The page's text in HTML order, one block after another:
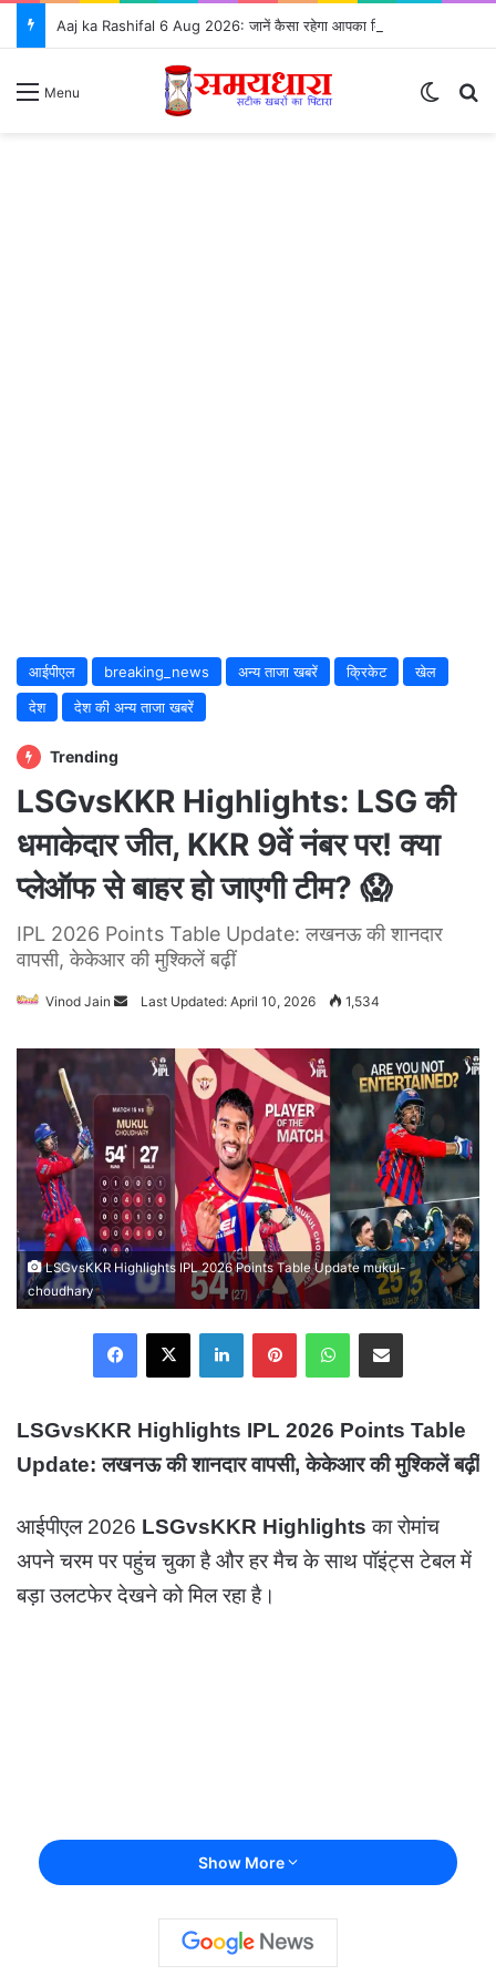
Menu
आईपीएल breaking_news अन्य ताजा खबरें क्रिकेट
खेल
देश
देश की अन्य ताजा खबरें
Trending
LSGvsKKR Highlights: LSG की
धमाकेदार जीत, KKR 9वें नंबर पर! क्या
प्लेऑफ से बाहर हो जाएगी टीम? 😱
IPL 2026 Points Table Update: लखनऊ की शानदार
वापसी, केकेआर की मुश्किलें बढ़ीं
Vinod Jain
Send
email
Last Updated: April 10, 2026 1,534
LSGvsKKR Highlights IPL 2026 Points Table Update mukul-
choudhary
LSGvsKKR Highlights IPL 2026 Points Table
Update: लखनऊ की शानदार वापसी, केकेआर की मुश्किलें बढ़ीं
आईपीएल 2026 LSGvsKKR Highlightsका रोमांच
अपने चरम पर पहुंच चुका है और हर मैच के साथ पॉइंट्स टेबल में
बड़ा उलटफेर देखने को मिल रहा है।
Show More